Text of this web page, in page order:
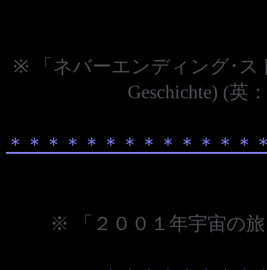
※ 「ネバーエンディング･ス
Geschichte) (英
＊ ＊ ＊ ＊ ＊ ＊ ＊ ＊ ＊ ＊ ＊ ＊ ＊
※ 「２００１年宇宙の旅